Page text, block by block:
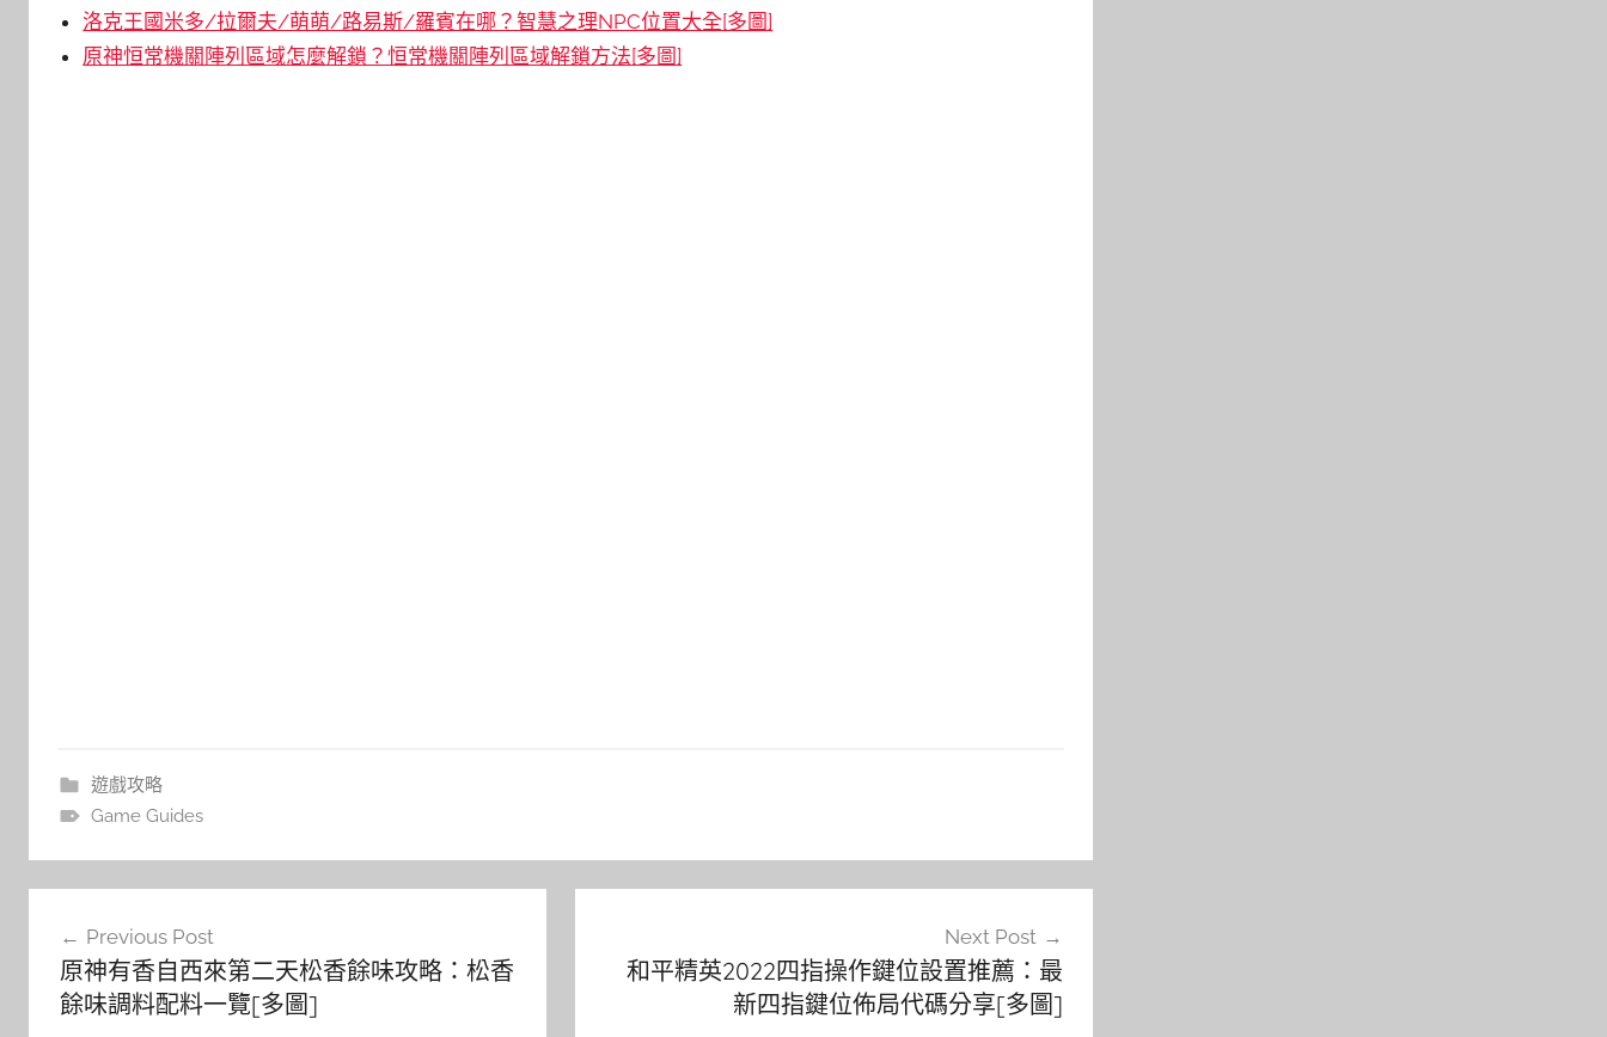
洛克王國米多/拉爾夫/萌萌/路易斯/羅賓在哪？智慧之理NPC位置大全[多圖]
原神恒常機關陣列區域怎麼解鎖？恒常機關陣列區域解鎖方法[多圖]
遊戲攻略
Game Guides
Previous Post
原神有香自西來第二天松香餘味攻略：松香
餘味調料配料一覽[多圖]
Next Post
和平精英2022四指操作鍵位設置推薦：最
新四指鍵位佈局代碼分享[多圖]